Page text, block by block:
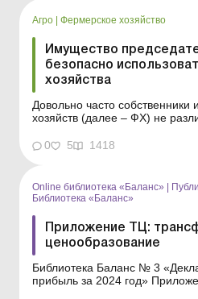
инвентаризации &nda...
Агро | Фермерское хозяйство
Имущество
безопасно
хозяйства
Довольно часто
хозяйств (далее – ФХ) не
принадлежащего им лично, и
принадлежащего ФХ. Это
если расходы на содерж...
0 5 1418
Online библиотека «Баланс»
Библиотека «Баланс»
Приложение ТЦ:
ценообразование
Библиотека Баланс № 3
прибыль за 2024 год»